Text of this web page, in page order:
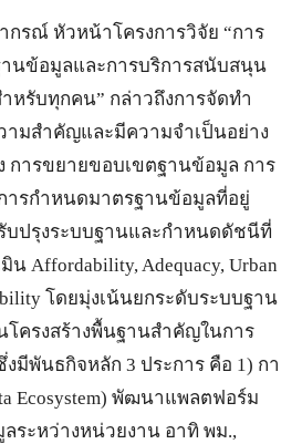
กรณ์ หัวหน้าโครงการวิจัย “การ
นข้อมูลและการบริการสนับสนุน
หรับทุกคน” กล่าวถึงการจัดทำ
ามสำคัญและมีความจำเป็นอย่าง
การขยายขอบเขตฐานข้อมูล การ
รกำหนดมาตรฐานข้อมูลที่อยู่
บปรุงระบบฐานและกำหนดดัชนีที่
น Affordability, Adequacy, Urban
โดยมุ่งเน้นยกระดับระบบฐาน
โครงสร้างพื้นฐานสำคัญในการ
มีพันธกิจหลัก 3 ประการ คือ 1) กา
Ecosystem) พัฒนาแพลตฟอร์ม
ลระหว่างหน่วยงาน อาทิ พม.,